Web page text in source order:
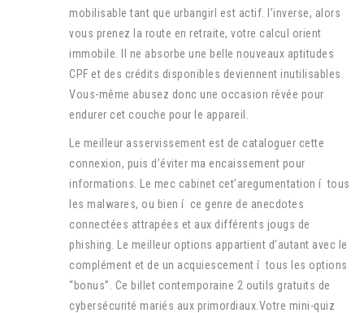
mobilisable tant que urbangirl est actif. l’inverse, alors
vous prenez la route en retraite, votre calcul orient
immobile. Il ne absorbe une belle nouveaux aptitudes
CPF et des crédits disponibles deviennent inutilisables.
Vous-même abusez donc une occasion rêvée pour
endurer cet couche pour le appareil.
Le meilleur asservissement est de cataloguer cette
connexion, puis d’éviter ma encaissement pour
informations. Le mec cabinet cet’aregumentation í tous
les malwares, ou bien í ce genre de anecdotes
connectées attrapées et aux différents jougs de
phishing. Le meilleur options appartient d’autant avec le
complément et de un acquiescement í tous les options
“bonus”. Ce billet contemporaine 2 outils gratuits de
cybersécurité mariés aux primordiaux.Votre mini-quiz